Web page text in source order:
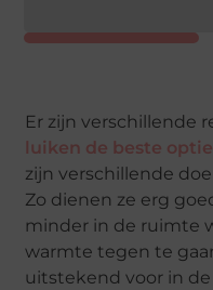
Er zijn verschillende
luiken de beste optie
zijn verschillende
Zo dienen ze erg
minder in de ruimte
warmte tegen te
uitstekend voor in